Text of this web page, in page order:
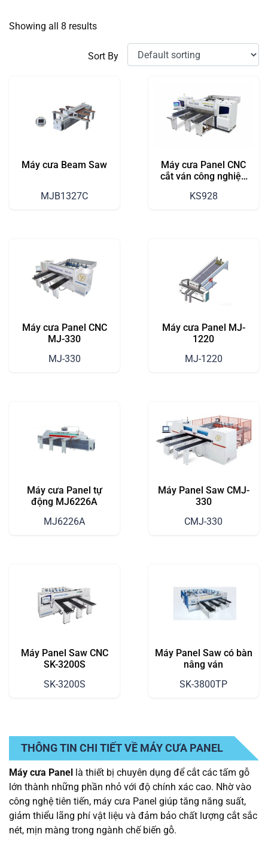
Showing all 8 results
Sort By
Máy cưa Beam Saw
MJB1327C
Máy cưa Panel CNC
cắt ván công nghiệp
KS928
Máy cưa Panel CNC
MJ-330
MJ-330
Máy cưa Panel MJ-
1220
MJ-1220
Máy cưa Panel tự
động MJ6226A
MJ6226A
Máy Panel Saw CMJ-
330
CMJ-330
Máy Panel Saw CNC
SK-3200S
SK-3200S
Máy Panel Saw có bàn
nâng ván
SK-3800TP
THÔNG TIN CHI TIẾT VỀ MÁY CƯA PANEL
Máy cưa Panel là thiết bị chuyên dụng để cắt các tấm gỗ
lớn thành những phần nhỏ với độ chính xác cao. Nhờ vào
công nghệ tiên tiến, máy cưa Panel giúp tăng năng suất,
giảm thiểu lãng phí vật liệu và đảm bảo chất lượng cắt sắc
nét, mịn màng trong ngành chế biến gỗ.